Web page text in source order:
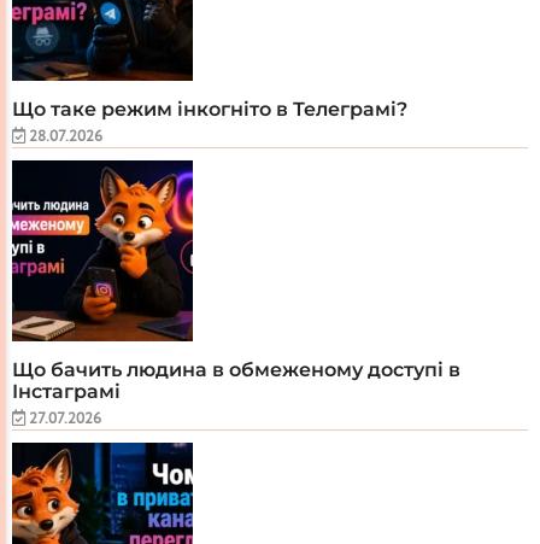
Що таке режим інкогніто в Телеграмі?
28.07.2026
Що бачить людина в обмеженому доступі в
Інстаграмі
27.07.2026